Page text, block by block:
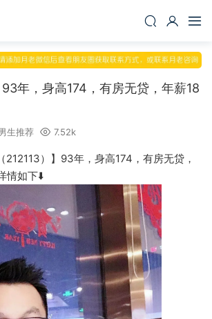
年，身高174，有房无贷，年薪18
生推荐 7.52k
212113）】93年，身高174，有房无贷，
情如下⬇️